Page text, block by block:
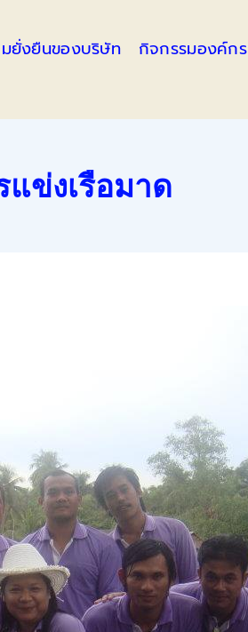
ยั่งยืนของบริษัท กิจกรรมองค์กร
ข่งเรือมาด